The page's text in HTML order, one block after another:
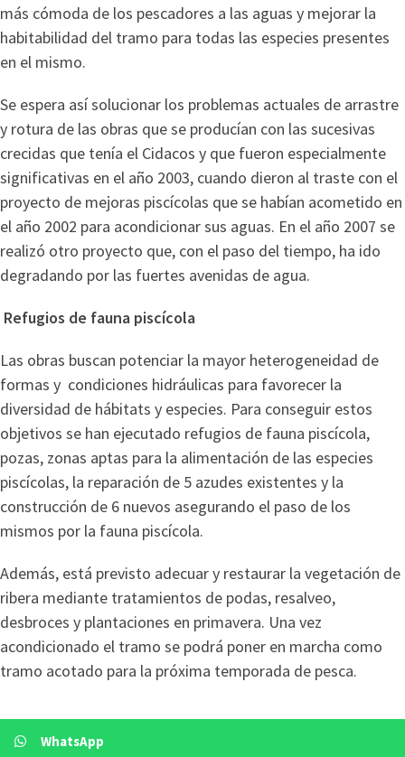
más cómoda de los pescadores a las aguas y mejorar la
habitabilidad del tramo para todas las especies presentes
en el mismo.
Se espera así solucionar los problemas actuales de arrastre
y rotura de las obras que se producían con las sucesivas
crecidas que tenía el Cidacos y que fueron especialmente
significativas en el año 2003, cuando dieron al traste con el
proyecto de mejoras piscícolas que se habían acometido en
el año 2002 para acondicionar sus aguas. En el año 2007 se
realizó otro proyecto que, con el paso del tiempo, ha ido
degradando por las fuertes avenidas de agua.
Refugios de fauna piscícola
Las obras buscan potenciar la mayor heterogeneidad de
formas y condiciones hidráulicas para favorecer la
diversidad de hábitats y especies. Para conseguir estos
objetivos se han ejecutado refugios de fauna piscícola,
pozas, zonas aptas para la alimentación de las especies
piscícolas, la reparación de 5 azudes existentes y la
construcción de 6 nuevos asegurando el paso de los
mismos por la fauna piscícola.
Además, está previsto adecuar y restaurar la vegetación de
ribera mediante tratamientos de podas, resalveo,
desbroces y plantaciones en primavera. Una vez
acondicionado el tramo se podrá poner en marcha como
tramo acotado para la próxima temporada de pesca.
WhatsApp